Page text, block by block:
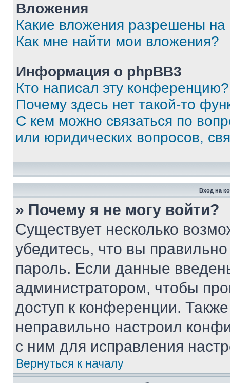
Вложения
Какие вложения разрешены
Как мне найти мои вложения?
Информация о phpBB3
Кто написал эту конференцию?
Почему здесь нет такой-то
С кем можно связаться по
или юридических вопросов,
Вход на
» Почему я не могу войти?
Существует несколько
убедитесь, что вы
пароль. Если данные
администратором, чтобы
доступ к конференции.
неправильно настроил
с ним для исправления
Вернуться к началу